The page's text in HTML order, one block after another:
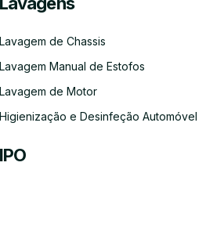
Lavagem de Chassis
Lavagem Manual de Estofos
Lavagem de Motor
Higienização e Desinfeção Automóvel
IPO
Filtros
Emissões
de
Gases
(CO)